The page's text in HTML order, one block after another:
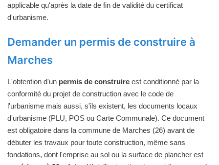
applicable qu'après la date de fin de validité du certificat
d'urbanisme.
Demander un permis de construire à
Marches
L'obtention d'un permis de construire est conditionné par la
conformité du projet de construction avec le code de
l'urbanisme mais aussi, s'ils existent, les documents locaux
d'urbanisme (PLU, POS ou Carte Communale). Ce document
est obligatoire dans la commune de Marches (26) avant de
débuter les travaux pour toute construction, même sans
fondations, dont l'emprise au sol ou la surface de plancher est